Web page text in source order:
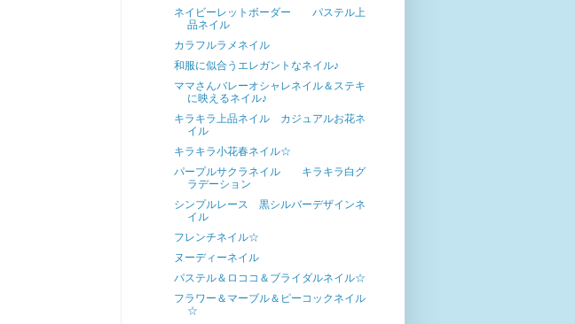
ネイビーレットボーダー パステル上
品ネイル
カラフルラメネイル
和服に似合うエレガントなネイル♪
ママさんバレーオシャレネイル＆ステキ
に映えるネイル♪
キラキラ上品ネイル カジュアルお花ネ
イル
キラキラ小花春ネイル☆
パープルサクラネイル キラキラ白グ
ラデーション
シンプルレース 黒シルバーデザインネ
イル
フレンチネイル☆
ヌーディーネイル
パステル＆ロココ＆ブライダルネイル☆
フラワー＆マーブル＆ピーコックネイル
☆